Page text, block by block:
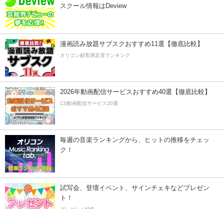
スクール情報はDeview
漫画読み放題サブスクおすすめ11選【徹底比較】
オリコン顧客満足度ランキング
2026年動画配信サービスおすすめ40選【徹底比較】
CS動画配信サービス20選
毎週の音楽ランキングから、ヒットの推移をチェッ
ク！
試写会、登壇イベント、サインチェキなどプレゼン
ト！